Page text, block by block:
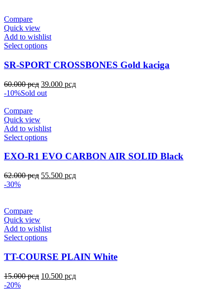
Compare
Quick view
Add to wishlist
Select options
SR-SPORT CROSSBONES Gold kaciga
60.000рсд 39.000 рсд
-10%Sold out
Compare
Quick view
Add to wishlist
Select options
EXO-R1 EVO CARBON AIR SOLID Black
62.000рсд 55.500 рсд
-30%
Compare
Quick view
Add to wishlist
Select options
TT-COURSE PLAIN White
15.000рсд 10.500 рсд
-20%